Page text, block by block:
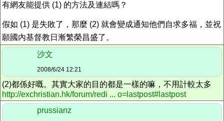
有網友能提供 (1) 的方法及連結嗎？
假如 (1) 是失敗了，那麼 (2) 就會變成通知他們自求多福，並祝
願國內基督教日漸繁榮昌盛了。
沙文
2008/6/24 12:21
(2)都係好嘅。其實大家的目的都是一樣的嘛，不用計較太多
http://exchristian.hk/forum/redi ... o=lastpost#lastpost
prussianz